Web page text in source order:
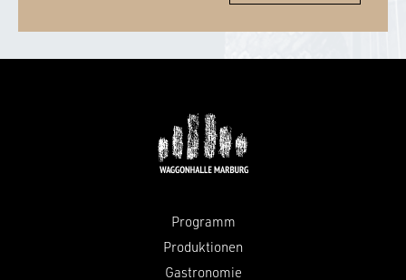
Programm
Produktionen
Gastronomie